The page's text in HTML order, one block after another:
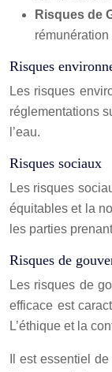
Risques de
Risques
Les risques
réglementations
l’eau.
Risques sociaux
Les risques
équitables et la
les parties
Risques de
Les risques de
efficace est
L’éthique et la
Il est essentiel